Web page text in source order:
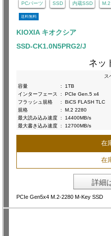
PCパーツ SSD 内蔵SSD
送料無料
KIOXIA キオクシア
SSD-CK1.0N5PRG2/J
ネッ
ス
容量
:
1TB
インターフェース
:
PCIe Gen.5 x4
フラッシュ規格
:
BiCS FLASH TLC
規格
:
M.2 2280
最大読み込み速度 :
14400MB/s
最大書き込み速度 : 12700MB/s
在
在
詳細
PCIe Gen5x4 M.2-2280 M-Key SSD